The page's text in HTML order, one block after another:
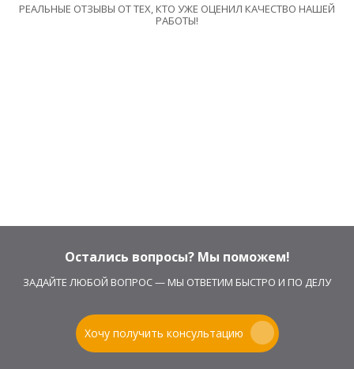
РЕАЛЬНЫЕ ОТЗЫВЫ ОТ ТЕХ, КТО УЖЕ ОЦЕНИЛ КАЧЕСТВО НАШЕЙ
РАБОТЫ!
Остались вопросы? Мы поможем!
ЗАДАЙТЕ ЛЮБОЙ ВОПРОС — МЫ ОТВЕТИМ БЫСТРО И ПО ДЕЛУ
Хочу получить консультацию